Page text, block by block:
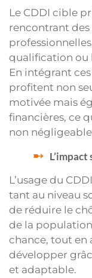
Le CDDI cible
rencontrant
qualification ou
En intégrant
profitent non
motivée mais
financières, ce
non
L’usage du
tant au niveau
de réduire le
de la
chance, tout en
développer
et adaptable.